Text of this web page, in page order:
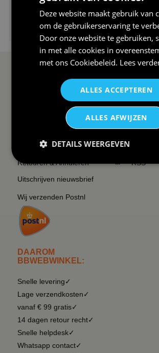
€24,95
I love korfbal t-shirt sport s...
Veel gestelde vragen
Order Status
Retouren & Annuleren
Uitschrijven nieuwsbrief
Wij verzenden Postnl
DAAROM
BBWEBWINKEL:
Snelle levering✓
Lage verzendkosten✓
vanaf € 99 gratis✓
14 dagen retour recht✓
Snelle helpdesk✓
Whatsapp contact✓
Overzicht
Overzicht
Wat vinden
RSS
Deze website maakt gebruik van
om de gebruikerservaring te
Door onze website te gebruiken,
in met alle cookies in
met ons Cookiebeleid. Lees
ALLES ACCEPTEREN
ALLES AFWIJZEN
DETAILS WEERGEVEN